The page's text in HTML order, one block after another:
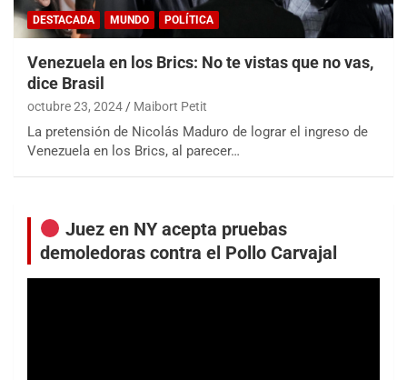
DESTACADA MUNDO POLÍTICA
Venezuela en los Brics: No te vistas que no vas,
dice Brasil
octubre 23, 2024 Maibort Petit
La pretensión de Nicolás Maduro de lograr el ingreso de
Venezuela en los Brics, al parecer…
Juez en NY acepta pruebas
demoledoras contra el Pollo Carvajal